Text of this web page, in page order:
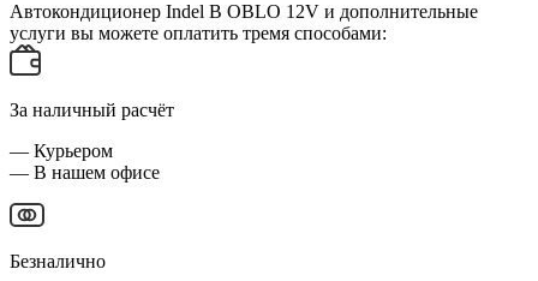
Автокондиционер Indel B OBLO 12V и дополнительные
услуги вы можете оплатить тремя способами:
За наличный расчёт
— Курьером
— В нашем офисе
Безналично